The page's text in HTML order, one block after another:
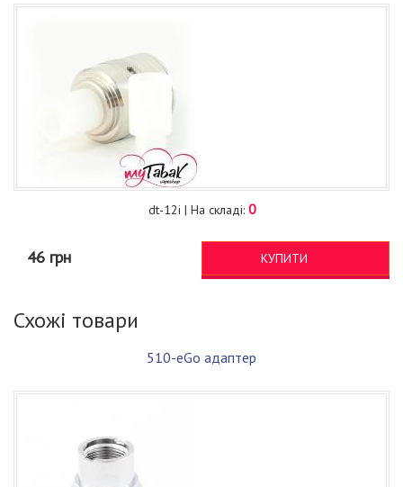
dt-12i | На складі: 0
46 грн КУПИТИ
Схожі товари
510-eGo адаптер